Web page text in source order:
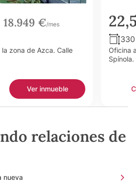
18.949 €/mes
zona de Azca. Calle
Ver inmueble
Oficina
Spínola.
relaciones de
nueva